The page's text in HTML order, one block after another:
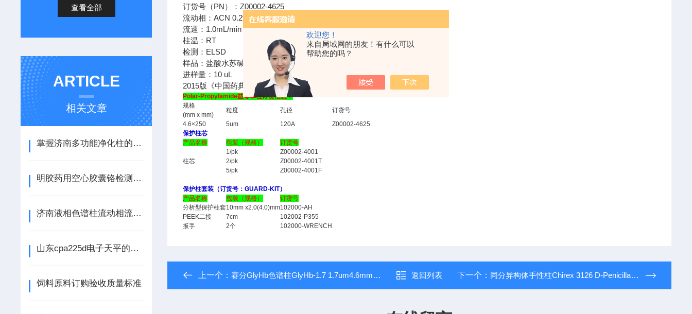
欢迎您！
来自局域网的朋友！有什么可以
帮助您的吗？
查看全部
ARTICLE
相关文章
掌握济南多功能净化柱的使用原则与操作技巧
明胶药用空心胶囊铬检测方法指导原则
济南液相色谱柱流动相流速的选择
山东cpa225d电子天平的使用环境和维护保养
饲料原料订购验收质量标准
订货号（PN）：Z00002-4625
流动相：ACN 0.2%HAc=80:20(v/v)
流速：1.0mL/min
柱温：RT
检测：ELSD
样品：盐酸水苏碱（0.5mg/mL）
进样量：10 uL
2015版《中国药典》一部——益母草【含量测定】项下盐酸水苏碱测定
Polar-Propylamide益母草柱订货信息：
规格
粒度 孔径 订货号
(mm x mm)
4.6×250
5um 120A
Z00002-4625
保护柱芯
产品名称
包装（规格） 订货号
柱芯
1/pk
Z00002-4001
2/pk
Z00002-4001T
5/pk
Z00002-4001F
保护柱套装（订货号：GUARD-KIT）
产品名称
包装（规格）
订货号
分析型保护柱套10mm x2.0(4.0)mm102000-AH
PEEK二接
7cm
102002-P355
扳手
2个 102000-WRENCH
上一个：赛分GlyHb色谱柱GlyHb-1.7 1.7um4.6mm×30mm 返回列表 下一个： 同分异构体手性柱Chirex 3126 D-Penicillamine00G-3126-E0